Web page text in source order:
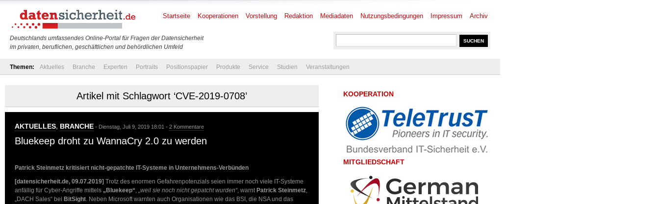
Deutschlands umfassendes Online-Portal für Fragen der Datensicherheit
im privaten, beruflichen, geschäftlichen und behördlichen Umfeld
Startseite Kooperationen Vorstellung Redaktion Mediadaten Nutzungsbedingungen Impressum Archiv
Themen: Aktuelles Branche Experten Portraits Positionspapier Produkte Service Studien Veranstaltungen
Artikel mit Schlagwort ‘CVE-2019-0708’
AKTUELLES, BRANCHE - Dienstag, Juli 9, 2019 18:01 - 2 Kommentare
Bluekeep droht zu WannaCry 2.0 zu werden
Patrick Steinmetz kritisiert nicht-gepatchte IT-Systeme in Unternehmens-Verbünden
[datensicherheit.de, 09.07.2019] Trotz des enormen Gefahrenpotenzials seien immer noch viele IT-Systeme
anfällig für Cyber-Angriffe mittels „Bluekeep“, „weil sie noch nicht gepatcht wurden“, warnt Patrick Steinmetz,
„DACH Sales“ bei BitSight. Neben Microsoft warnten auch Organisationen wie das BSI, die NSA und das
KOOPERATION
MITGLIEDSCHAFT